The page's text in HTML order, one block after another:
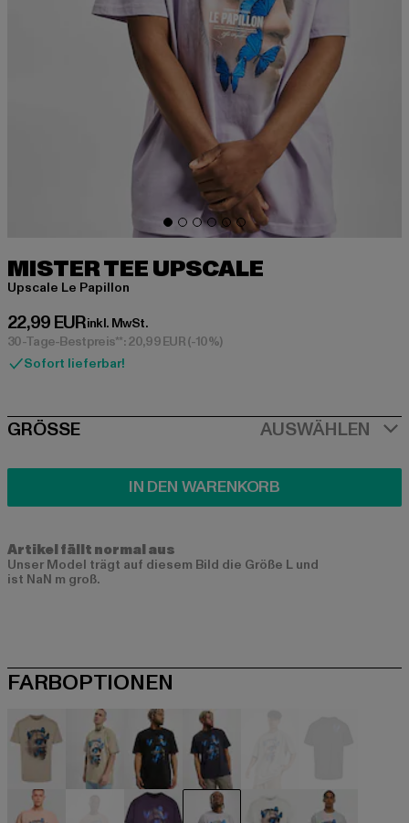
MISTER TEE UPSCALE
Upscale Le Papillon
22,99 EUR
Derzeitiger Preis: 22,99 EUR
inkl. MwSt.
30-Tage-Bestpreis**: 20,99 EUR(-10%)
Sofort lieferbar!
SIZE
GRÖSSE AUSWÄHLEN
IN DEN WARENKORB
Artikel fällt normal aus
Unser Model trägt auf diesem Bild die Größe L und
ist NaN m groß.
FARBOPTIONEN
beige beige schwarzblau grau grau